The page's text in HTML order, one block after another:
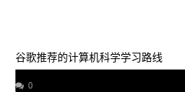
谷歌推荐的计算机科学学习路线
0